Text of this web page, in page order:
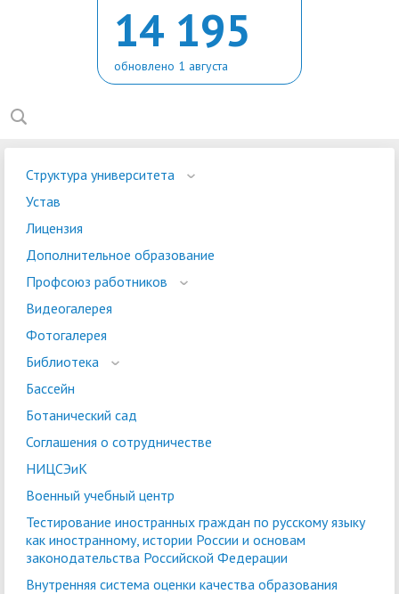
14 195
обновлено 1 августа
Структура университета
Устав
Лицензия
Дополнительное образование
Профсоюз работников
Видеогалерея
Фотогалерея
Библиотека
Бассейн
Ботанический сад
Соглашения о сотрудничестве
НИЦСЭиК
Военный учебный центр
Тестирование иностранных граждан по русскому языку
как иностранному, истории России и основам
законодательства Российской Федерации
Внутренняя система оценки качества образования